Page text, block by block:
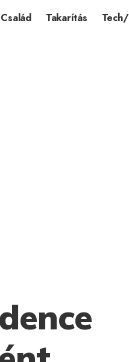
Család Takarítás